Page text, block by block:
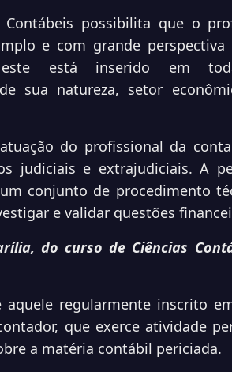
Contábeis possibilita que o
e com grande
está inserido em
sua natureza, setor
do profissional da
judiciais e extrajudiciais. A
conjunto de procedimento
e validar questões
do curso de Ciências
regularmente inscrito
que exerce atividade
a matéria contábil periciada.